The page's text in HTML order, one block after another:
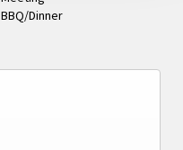
BBQ/Dinner